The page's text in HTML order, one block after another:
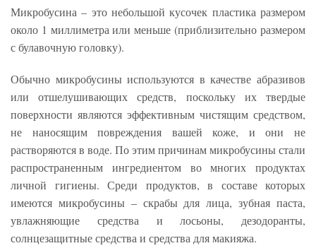
Микробусина – это небольшой кусочек пластика размером
около 1 миллиметра или меньше (приблизительно размером
с булавочную головку).
Обычно микробусины используются в качестве абразивов
или отшелушивающих средств, поскольку их твердые
поверхности являются эффективным чистящим средством,
не наносящим повреждения вашей коже, и они не
растворяются в воде. По этим причинам микробусины стали
распространенным ингредиентом во многих продуктах
личной гигиены. Среди продуктов, в составе которых
имеются микробусины – скрабы для лица, зубная паста,
увлажняющие средства и лосьоны, дезодоранты,
солнцезащитные средства и средства для макияжа.